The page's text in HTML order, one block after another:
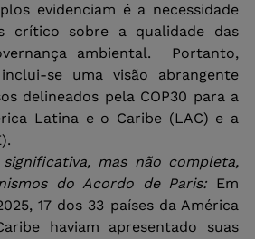
evidenciam é a necessidade
crítico sobre a qualidade das
ambiental.  Portanto,
se uma visão abrangente
delineados pela COP30 para a
Latina e o Caribe (LAC) e a
mas não completa,
do Acordo de Paris: Em
17 dos 33 países da América
haviam apresentado suas